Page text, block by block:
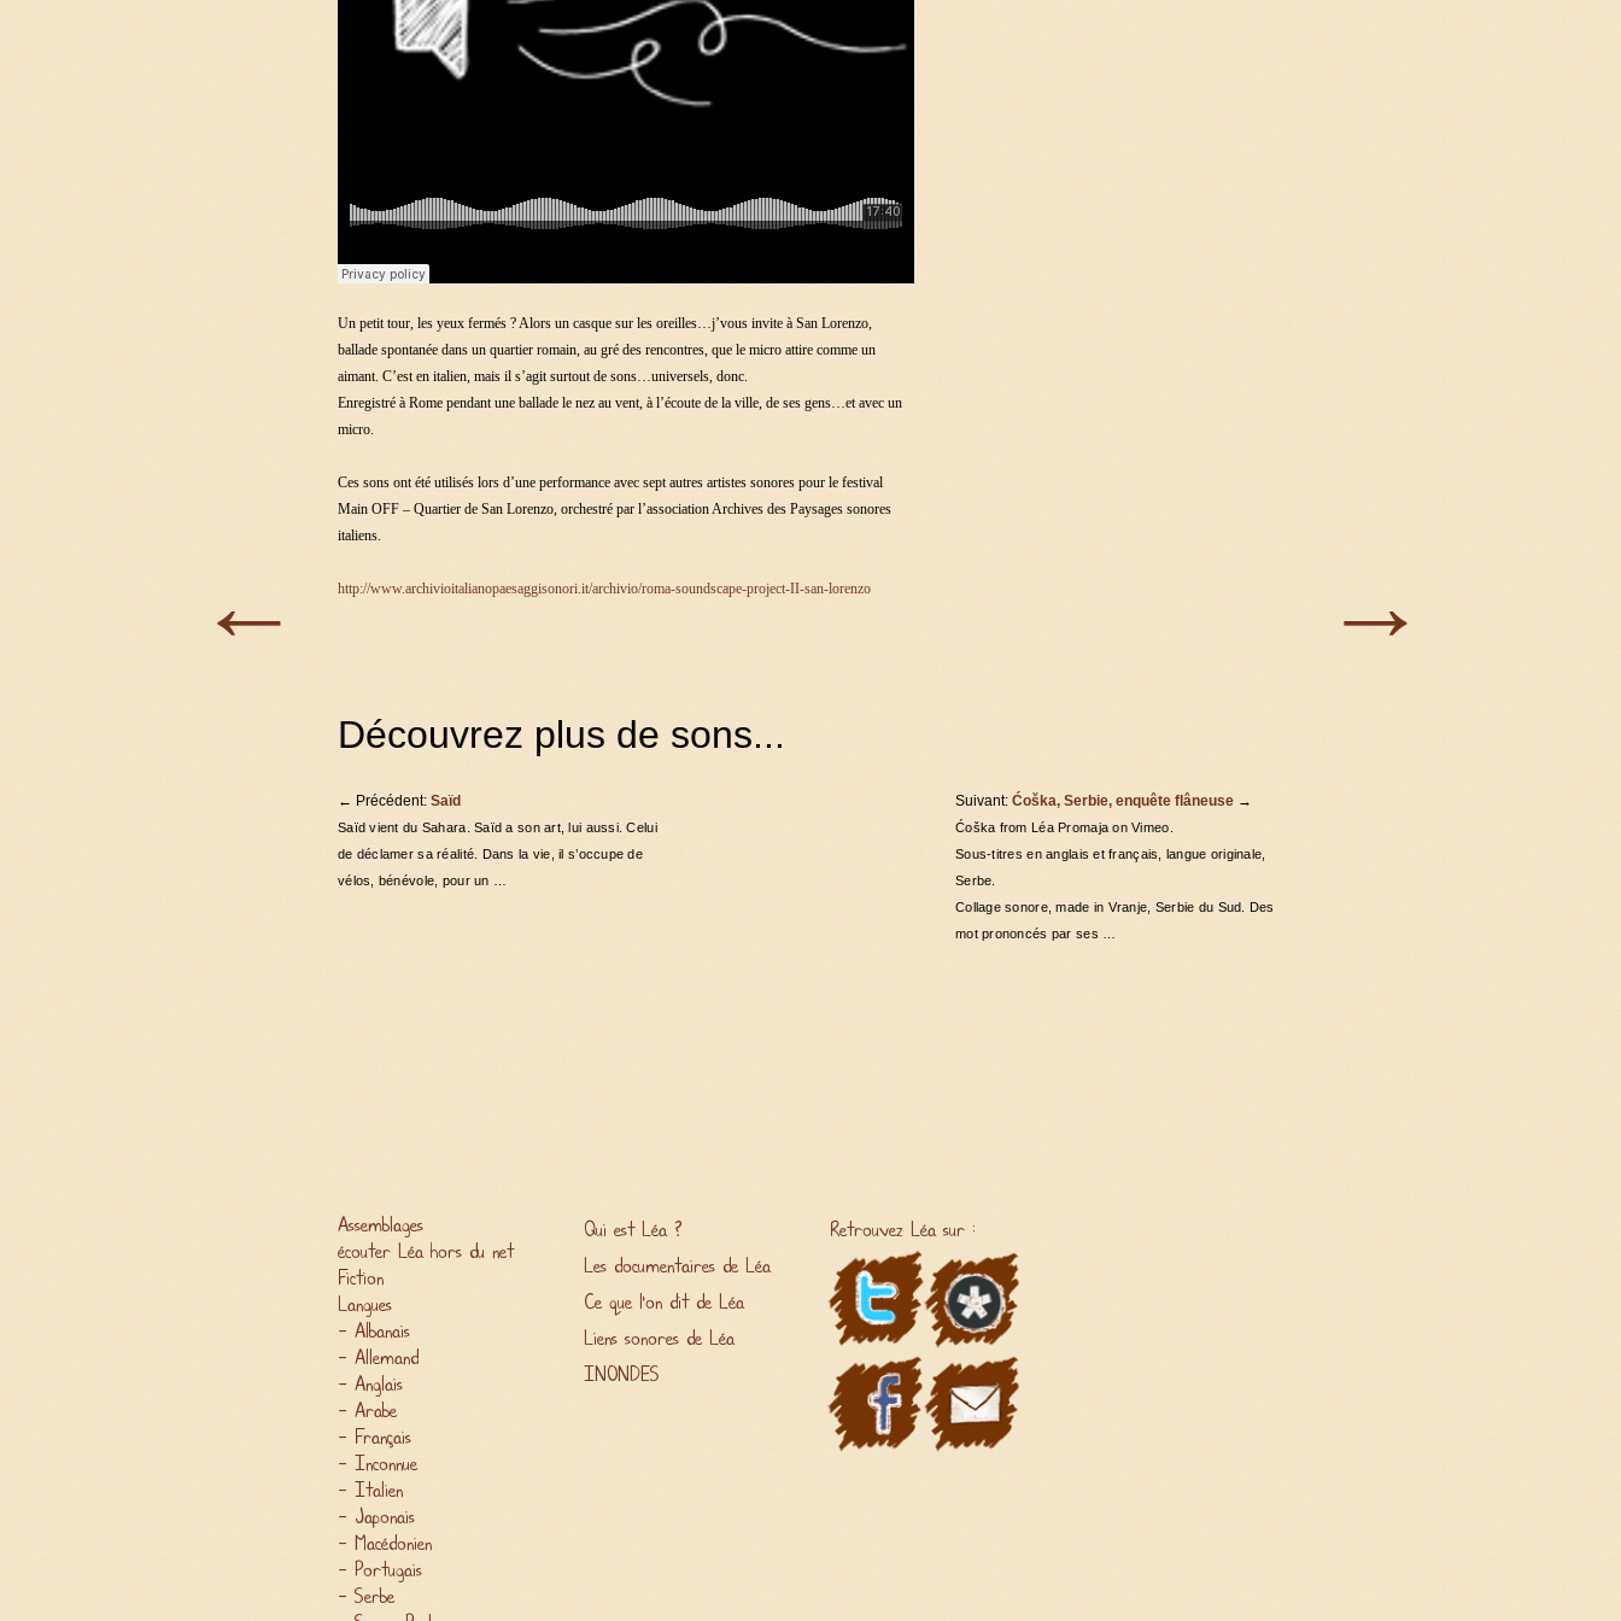
← →
Un petit tour, les yeux fermés ? Alors un casque sur les oreilles…j’vous invite à San Lorenzo,
ballade spontanée dans un quartier romain, au gré des rencontres, que le micro attire comme un
aimant. C’est en italien, mais il s’agit surtout de sons…universels, donc.
Enregistré à Rome pendant une ballade le nez au vent, à l’écoute de la ville, de ses gens…et avec un
micro.
Ces sons ont été utilisés lors d’une performance avec sept autres artistes sonores pour le festival
Main OFF – Quartier de San Lorenzo, orchestré par l’association Archives des Paysages sonores
italiens.
http://www.archivioitalianopaesaggisonori.it/archivio/roma-soundscape-project-II-san-lorenzo
Découvrez plus de sons...
← Précédent: Saïd
Saïd vient du Sahara. Saïd a son art, lui aussi. Celui
de déclamer sa réalité. Dans la vie, il s’occupe de
vélos, bénévole, pour un …
Suivant: Ćoška, Serbie, enquête flâneuse →
Ćoška from Léa Promaja on Vimeo.
Sous-titres en anglais et français, langue originale,
Serbe.
Collage sonore, made in Vranje, Serbie du Sud. Des
mot prononcés par ses …
Assemblages
écouter Léa hors du net
Fiction
Langues
Albanais
Allemand
Anglais
Arabe
Français
Inconnue
Italien
Japonais
Macédonien
Portugais
Serbe
Qui est Léa ?
Les documentaires de Léa
Ce que l'on dit de Léa
Liens sonores de Léa
INONDES
Retrouvez Léa sur :